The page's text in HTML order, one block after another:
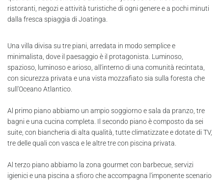
ristoranti, negozi e attività turistiche di ogni genere e a pochi minuti
dalla fresca spiaggia di Joatinga.
Una villa divisa su tre piani, arredata in modo semplice e
minimalista, dove il paesaggio è il protagonista. Luminoso,
spazioso, luminoso e arioso, all'interno di una comunità recintata,
con sicurezza privata e una vista mozzafiato sia sulla foresta che
sull'Oceano Atlantico.
Al primo piano abbiamo un ampio soggiorno e sala da pranzo, tre
bagni e una cucina completa. Il secondo piano è composto da sei
suite, con biancheria di alta qualità, tutte climatizzate e dotate di TV,
tre delle quali con vasca e le altre tre con piscina privata.
Al terzo piano abbiamo la zona gourmet con barbecue, servizi
igienici e una piscina a sfioro che accompagna l'imponente scenario